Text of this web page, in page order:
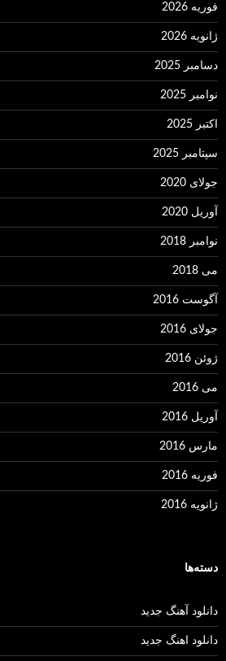
فوریه 2026
ژانویه 2026
دسامبر 2025
نوامبر 2025
اکتبر 2025
سپتامبر 2025
جولای 2020
آوریل 2020
نوامبر 2018
می 2018
آگوست 2016
جولای 2016
ژوئن 2016
می 2016
آوریل 2016
مارس 2016
فوریه 2016
ژانویه 2016
دسته‌ها
دانلود آهنگ جدید
دانلود اهنگ جدید